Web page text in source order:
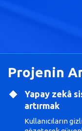
Projenin
Yapay zekâ
artırmak
Kullanıcıların